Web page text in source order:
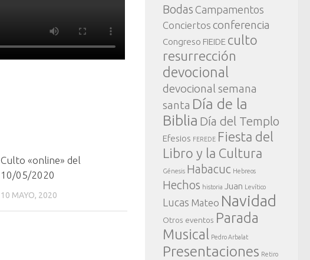
Culto «online» del
10/05/2020
10 MAYO, 2020
Bodas Campamentos
Conciertos conferencia
Congreso FIEIDE culto
resurrección
devocional
devocional semana
santa Día de la
Biblia Día del Templo
Efesios FEREDE Fiesta del
Libro y la Cultura
Génesis Habacuc Hebreos
Hechos historia Juan Levítico
Lucas Mateo Navidad
Otros eventos Parada
Musical
Pedro Arbalat
Presentaciones Retiro